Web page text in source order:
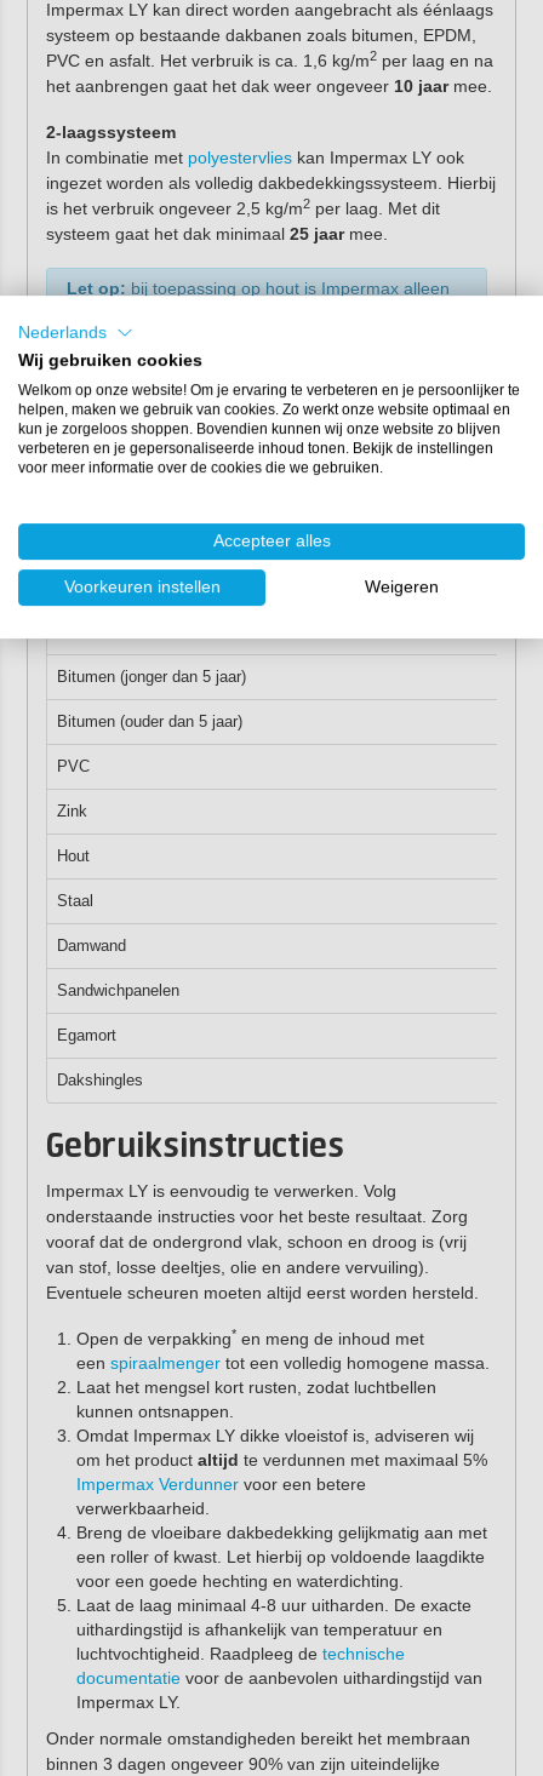
Impermax LY kan direct worden aangebracht als éénlaags
systeem op bestaande dakbanen zoals bitumen, EPDM,
PVC en asfalt. Het verbruik is ca. 1,6 kg/m2per laag en na
het aanbrengen gaat het dak weer ongeveer 10 jaarmee.
2-laagssysteem
In combinatie met polyestervlieskan Impermax LY ook
ingezet worden als volledig dakbedekkingssysteem. Hierbij
is het verbruik ongeveer 2,5 kg/m2per laag. Met dit
systeem gaat het dak minimaal 25 jaarmee.
Let op: bij toepassing op hout is Impermax alleen
een 2-laagssysteem.
Heb ik een primer nodig?
Impermax vloeibare dakbedekking kan worden
aangebracht op de meeste dakmaterialen. Afhankelijk van
de ondergrond kan het echter nodig zijn om eerst een
een optimale hechting.
Ondergrond
Bitumen (jonger dan 5 jaar)
Bitumen (ouder dan 5 jaar)
PVC
Zink
Hout
Staal
Damwand
Sandwichpanelen
Egamort
Dakshingles
Gebruiksinstructies
Impermax LY is eenvoudig te verwerken. Volg
onderstaande instructies voor het beste resultaat. Zorg
vooraf dat de ondergrond vlak, schoon en droog is (vrij
van stof, losse deeltjes, olie en andere vervuiling).
Eventuele scheuren moeten altijd eerst worden hersteld.
Open de verpakking*en meng de inhoud met
een spiraalmengertot een volledig homogene massa.
Laat het mengsel kort rusten, zodat luchtbellen
kunnen ontsnappen.
Omdat Impermax LY dikke vloeistof is, adviseren wij
om het product altijd te verdunnen met maximaal 5%
Impermax Verdunnervoor een betere
verwerkbaarheid.
Breng de vloeibare dakbedekking gelijkmatig aan met
een roller of kwast. Let hierbij op voldoende laagdikte
voor een goede hechting en waterdichting.
Laat de laag minimaal 4-8 uur uitharden. De exacte
uithardingstijd is afhankelijk van temperatuur en
luchtvochtigheid. Raadpleeg de technische
documentatievoor de aanbevolen uithardingstijd van
Impermax LY.
Onder normale omstandigheden bereikt het membraan
binnen 3 dagen ongeveer 90% van zijn uiteindelijke
Nederlands
Wij gebruiken cookies
Welkom op onze website! Om je ervaring te verbeteren en je persoonlijker te
helpen, maken we gebruik van cookies. Zo werkt onze website optimaal en
kun je zorgeloos shoppen. Bovendien kunnen wij onze website zo blijven
verbeteren en je gepersonaliseerde inhoud tonen. Bekijk de instellingen
voor meer informatie over de cookies die we gebruiken.
Accepteer alles
Voorkeuren instellen Weigeren